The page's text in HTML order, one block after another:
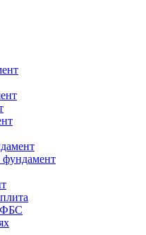
фундамент
ФБС